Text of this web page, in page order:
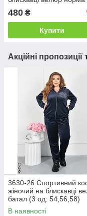
од: 42-44,46-48)
480 ₴
Купити
Акційні пропозиції
3630-26 Спортивний
жіночий на блискавці
батал (3 од: 54,56,58)
В наявності